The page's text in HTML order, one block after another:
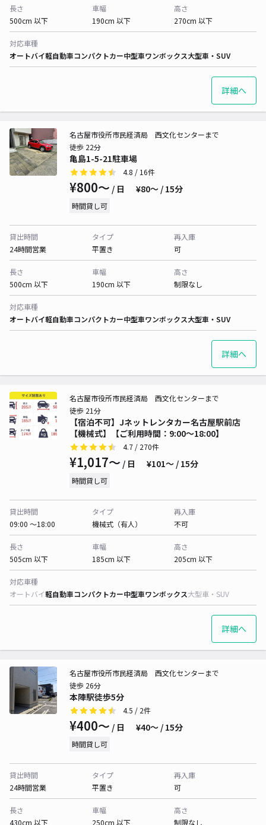
長さ
500cm 以下
車幅
190cm 以下
高さ
270cm 以下
対応車種
オートバイ軽自動車コンパクトカー中型車ワンボックス大型車・SUV
詳細へ
亀島1-5-21駐車場
名古屋市役所市民経済局 西文化センターまで
徒歩 22分
4.8 / 16件
¥800〜 / 日 ¥80〜 / 15分
時間貸し可
貸出時間
24時間営業
タイプ
平置き
再入庫
可
長さ
500cm 以下
車幅
190cm 以下
高さ
制限なし
対応車種
オートバイ軽自動車コンパクトカー中型車ワンボックス大型車・SUV
詳細へ
【宿泊不可】Jネットレンタカー名古屋駅前店
【機械式】【ご利用時間：9:00～18:00】
名古屋市役所市民経済局 西文化センターまで
徒歩 21分
4.7 / 270件
¥1,017〜 / 日 ¥101〜 / 15分
時間貸し可
貸出時間
09:00 〜18:00
タイプ
機械式（有人）
再入庫
不可
長さ
505cm 以下
車幅
185cm 以下
高さ
205cm 以下
対応車種
オートバイ軽自動車コンパクトカー中型車ワンボックス大型車・SUV
詳細へ
本陣駅徒歩5分
名古屋市役所市民経済局 西文化センターまで
徒歩 26分
4.5 / 2件
¥400〜 / 日 ¥40〜 / 15分
時間貸し可
貸出時間
24時間営業
タイプ
平置き
再入庫
可
長さ
430cm 以下
車幅
250cm 以下
高さ
制限なし